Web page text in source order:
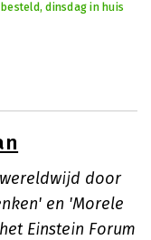
dinsdag in huis
door
en 'Morele
Einstein Forum